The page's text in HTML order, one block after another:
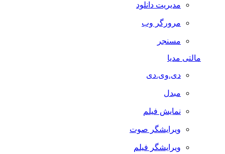
مدیریت دانلود
مرورگر وب
مسنجر
مالتی مدیا
دی.وی.دی
مبدل
نمایش فیلم
ویرایشگر صوت
ویرایشگر فیلم